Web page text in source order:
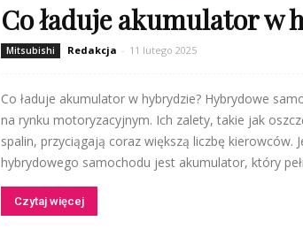
Co ładuje akumulator w
Mitsubishi Redakcja - 11 lutego 2025
Co ładuje akumulator w hybrydzie? Hybrydowe
na rynku motoryzacyjnym. Ich zalety, takie jak
spalin, przyciągają coraz większą liczbę kierowców.
hybrydowego samochodu jest akumulator, który
Czytaj więcej